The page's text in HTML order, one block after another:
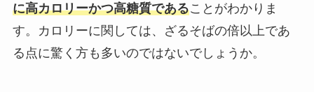
に高カロリーかつ高糖質であることがわかりま
す。カロリーに関しては、ざるそばの倍以上であ
る点に驚く方も多いのではないでしょうか。